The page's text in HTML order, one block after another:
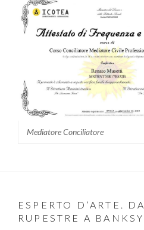
Mediatore Conciliatore
ESPERTO D’ARTE.
RUPESTRE A BANKSY